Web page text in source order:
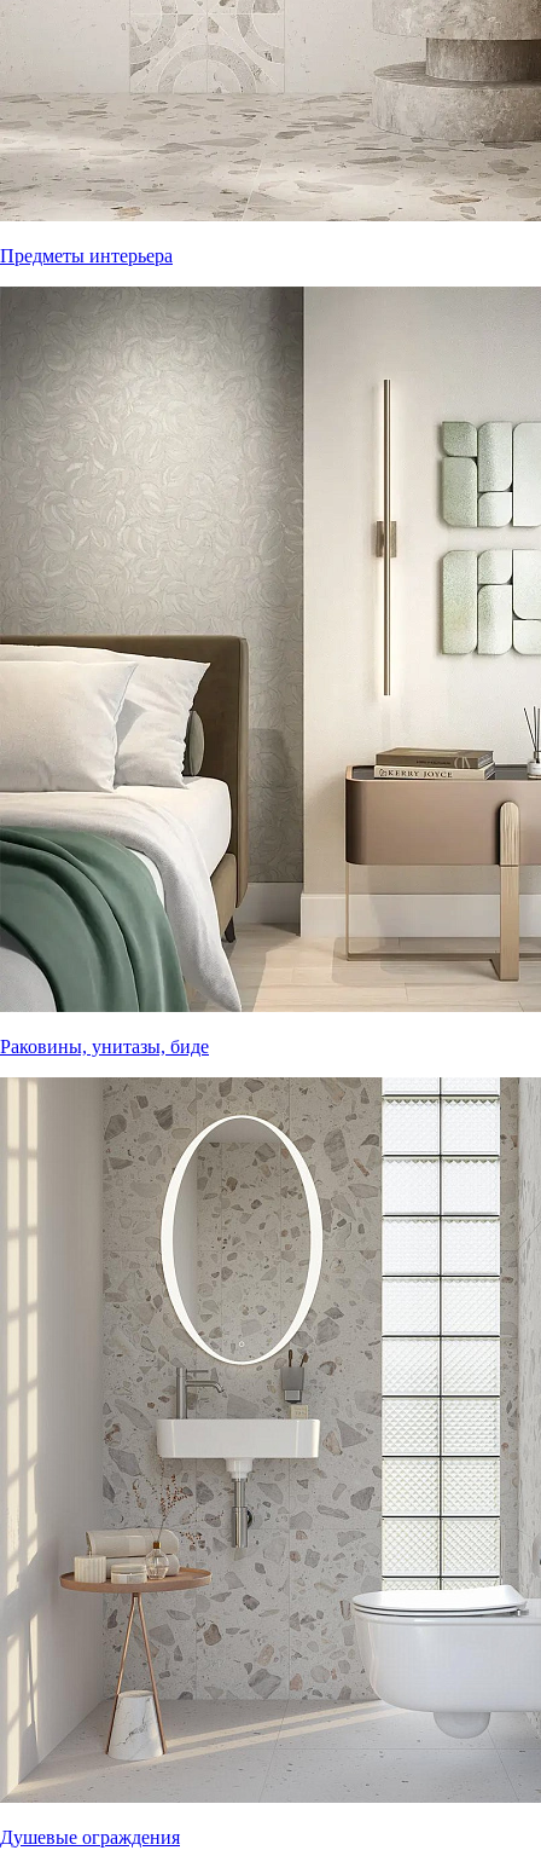
Предметы интерьера
Раковины, унитазы, биде
Душевые ограждения